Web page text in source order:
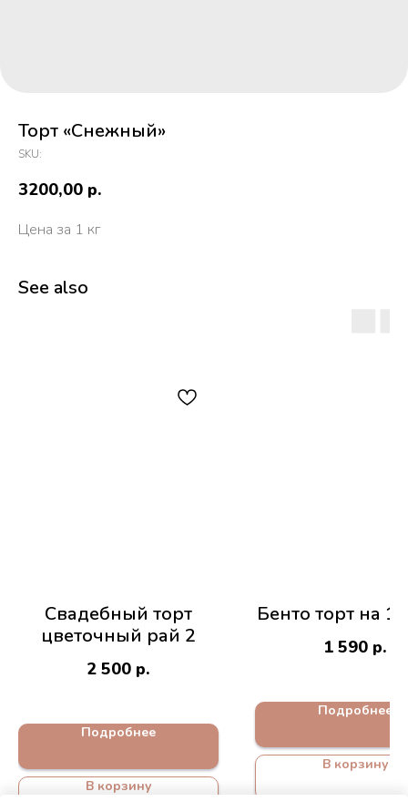
Торт «Снежный»
SKU:
3200,00 р.
Цена за 1 кг
See also
Свадебный торт
цветочный рай 2
2 500 р.
Подробнее
В корзину
Бенто торт на 1
1 590 р.
Подробнее
В корзину